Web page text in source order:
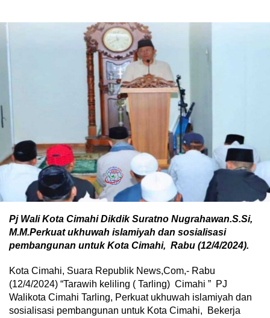
Pj Wali Kota Cimahi Dikdik Suratno Nugrahawan.S.Si,
M.M.Perkuat ukhuwah islamiyah dan sosialisasi
pembangunan untuk Kota Cimahi, Rabu (12/4/2024).
Kota Cimahi, Suara Republik News,Com,- Rabu
(12/4/2024) “Tarawih keliling ( Tarling) Cimahi ” PJ
Walikota Cimahi Tarling, Perkuat ukhuwah islamiyah dan
sosialisasi pembangunan untuk Kota Cimahi, Bekerja